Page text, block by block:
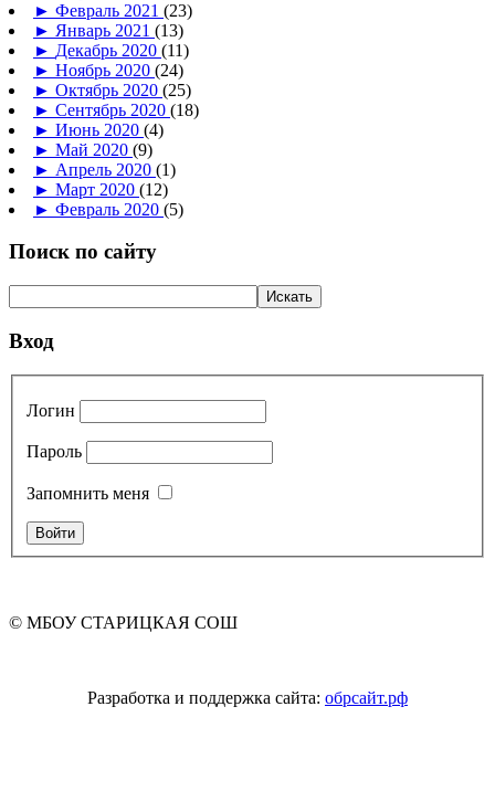
► Февраль 2021 (23)
► Январь 2021 (13)
► Декабрь 2020 (11)
► Ноябрь 2020 (24)
► Октябрь 2020 (25)
► Сентябрь 2020 (18)
► Июнь 2020 (4)
► Май 2020 (9)
► Апрель 2020 (1)
► Март 2020 (12)
► Февраль 2020 (5)
Поиск по сайту
Вход
Логин
Пароль
Запомнить меня
© МБОУ СТАРИЦКАЯ СОШ
Разработка и поддержка сайта: обрсайт.рф